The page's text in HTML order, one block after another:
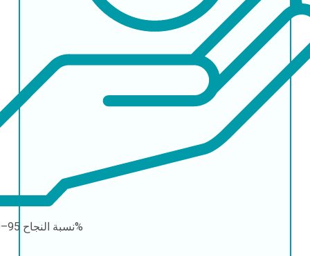
نسبة النجاح95–100%